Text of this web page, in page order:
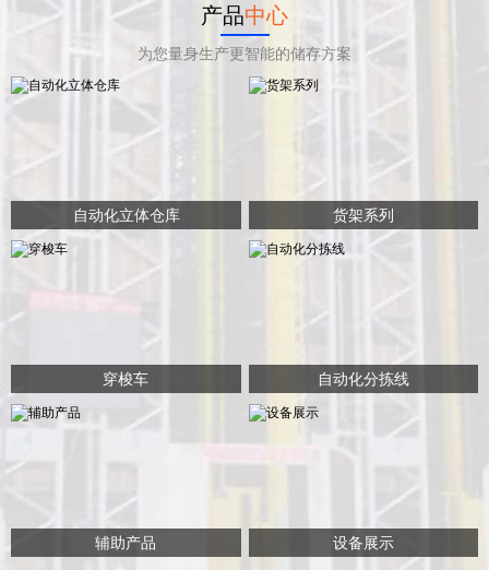
产品中心
为您量身生产更智能的储存方案
自动化立体仓库 货架系列
穿梭车 自动化分拣线
辅助产品 设备展示